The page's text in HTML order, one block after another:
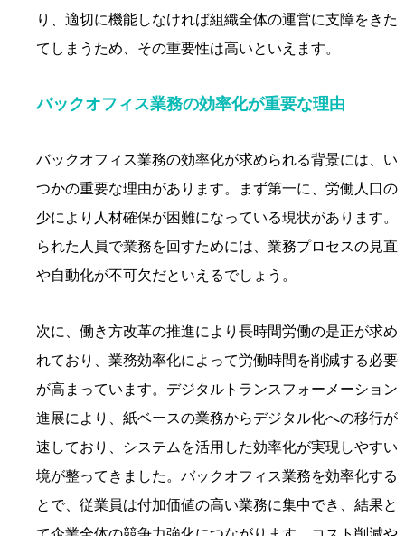
り、適切に機能しなければ組織全体の運営に支障をきた
てしまうため、その重要性は高いといえます。
バックオフィス業務の効率化が重要な理由
バックオフィス業務の効率化が求められる背景には、い
つかの重要な理由があります。まず第一に、労働人口の
少により人材確保が困難になっている現状があります。
られた人員で業務を回すためには、業務プロセスの見直
や自動化が不可欠だといえるでしょう。
次に、働き方改革の推進により長時間労働の是正が求め
れており、業務効率化によって労働時間を削減する必要
が高まっています。デジタルトランスフォーメーション
進展により、紙ベースの業務からデジタル化への移行が
速しており、システムを活用した効率化が実現しやすい
境が整ってきました。バックオフィス業務を効率化する
とで、従業員は付加価値の高い業務に集中でき、結果と